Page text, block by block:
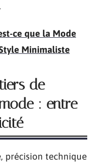
ce que la Mode
Minimaliste
de
: entre
précision technique